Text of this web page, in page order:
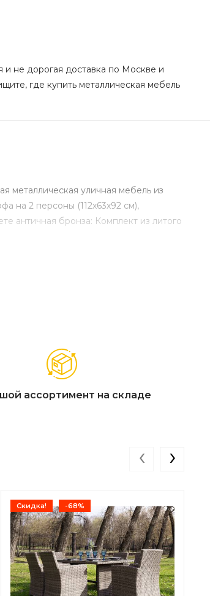
и не дорогая доставка по Москве и
где купить металлическая мебель
металлическая уличная мебель из
на 2 персоны (112х63х92 см),
античная бронза: Комплект из литого
ассортимент на складе
Скидка! -68%
‹ ›